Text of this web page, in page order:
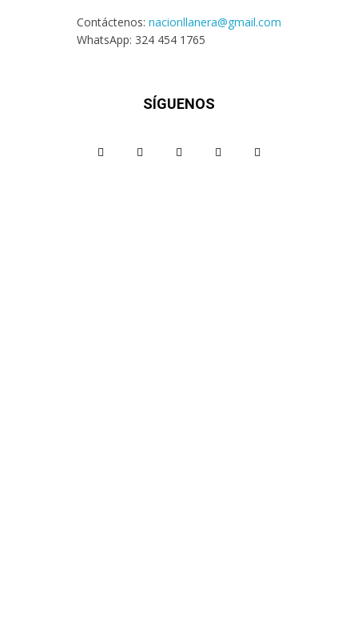
Contáctenos: nacionllanera@gmail.com
WhatsApp: 324 454 1765
SÍGUENOS